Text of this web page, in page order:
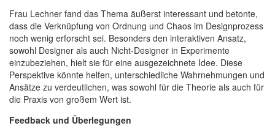
Frau Lechner fand das Thema äußerst interessant und betonte,
dass die Verknüpfung von Ordnung und Chaos im Designprozess
noch wenig erforscht sei. Besonders den interaktiven Ansatz,
sowohl Designer als auch Nicht-Designer in Experimente
einzubeziehen, hielt sie für eine ausgezeichnete Idee. Diese
Perspektive könnte helfen, unterschiedliche Wahrnehmungen und
Ansätze zu verdeutlichen, was sowohl für die Theorie als auch für
die Praxis von großem Wert ist.
Feedback und Überlegungen